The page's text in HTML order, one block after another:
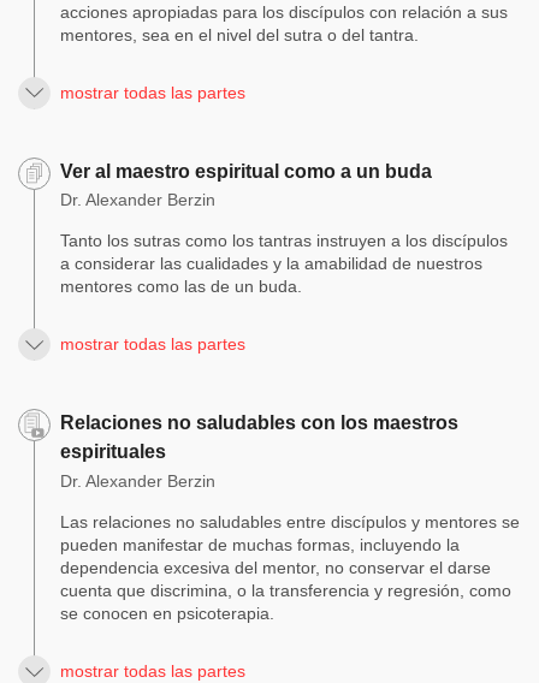
acciones apropiadas para los discípulos con relación a sus
mentores, sea en el nivel del sutra o del tantra.
mostrar todas las partes
Ver al maestro espiritual como a un buda
Dr. Alexander Berzin
Tanto los sutras como los tantras instruyen a los discípulos
a considerar las cualidades y la amabilidad de nuestros
mentores como las de un buda.
mostrar todas las partes
Relaciones no saludables con los maestros
espirituales
Dr. Alexander Berzin
Las relaciones no saludables entre discípulos y mentores se
pueden manifestar de muchas formas, incluyendo la
dependencia excesiva del mentor, no conservar el darse
cuenta que discrimina, o la transferencia y regresión, como
se conocen en psicoterapia.
mostrar todas las partes